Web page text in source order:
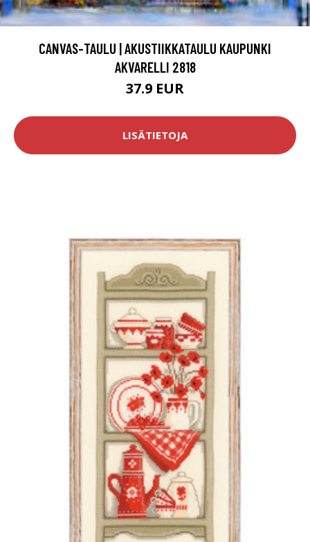
CANVAS-TAULU | AKUSTIIKKATAULU KAUPUNKI
AKVARELLI 2818
37.9 EUR
LISÄTIETOJA